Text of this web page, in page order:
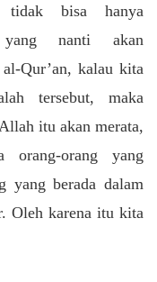
tidak bisa hanya
yang nanti akan
Qur’an, kalau kita
tersebut, maka
itu akan merata,
orang-orang yang
yang berada dalam
Oleh karena itu kita